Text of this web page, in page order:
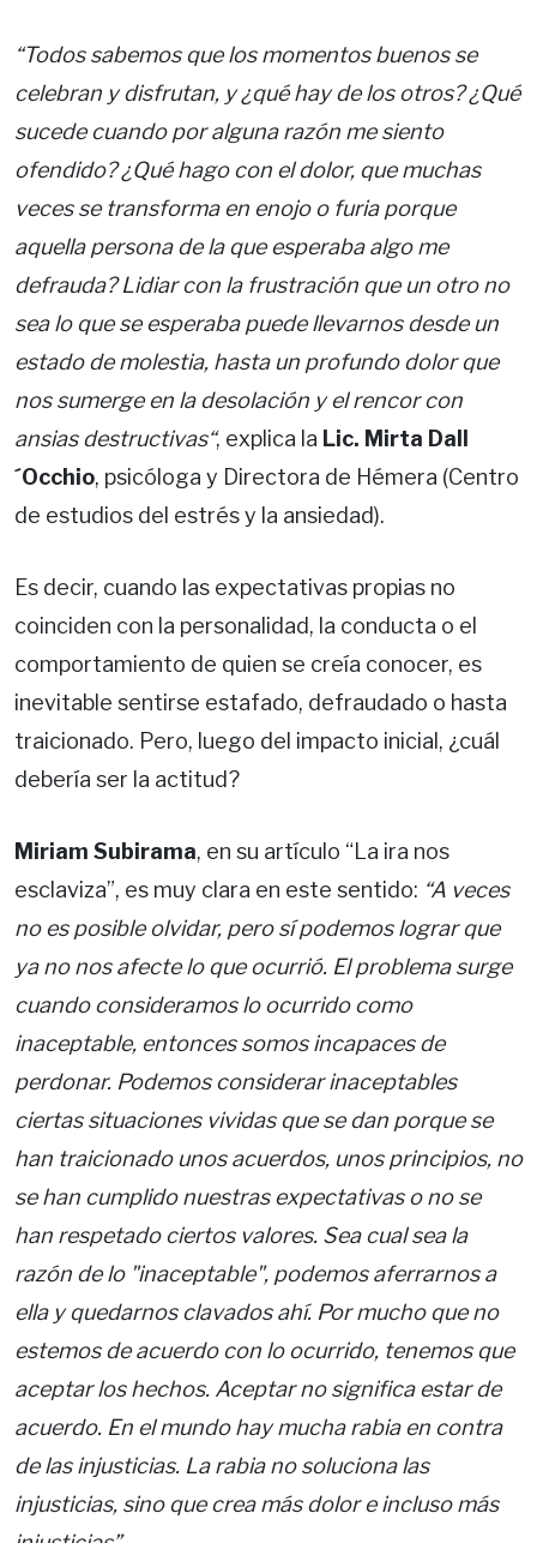
“Todos sabemos que los momentos buenos se
celebran y disfrutan, y ¿qué hay de los otros? ¿Qué
sucede cuando por alguna razón me siento
ofendido? ¿Qué hago con el dolor, que muchas
veces se transforma en enojo o furia porque
aquella persona de la que esperaba algo me
defrauda? Lidiar con la frustración que un otro no
sea lo que se esperaba puede llevarnos desde un
estado de molestia, hasta un profundo dolor que
nos sumerge en la desolación y el rencor con
ansias destructivas“, explica la Lic. Mirta Dall
´Occhio, psicóloga y Directora de Hémera (Centro
de estudios del estrés y la ansiedad).
Es decir, cuando las expectativas propias no
coinciden con la personalidad, la conducta o el
comportamiento de quien se creía conocer, es
inevitable sentirse estafado, defraudado o hasta
traicionado. Pero, luego del impacto inicial, ¿cuál
debería ser la actitud?
Miriam Subirama, en su artículo “La ira nos
esclaviza”, es muy clara en este sentido: “A veces
no es posible olvidar, pero sí podemos lograr que
ya no nos afecte lo que ocurrió. El problema surge
cuando consideramos lo ocurrido como
inaceptable, entonces somos incapaces de
perdonar. Podemos considerar inaceptables
ciertas situaciones vividas que se dan porque se
han traicionado unos acuerdos, unos principios, no
se han cumplido nuestras expectativas o no se
han respetado ciertos valores. Sea cual sea la
razón de lo "inaceptable", podemos aferrarnos a
ella y quedarnos clavados ahí. Por mucho que no
estemos de acuerdo con lo ocurrido, tenemos que
aceptar los hechos. Aceptar no significa estar de
acuerdo. En el mundo hay mucha rabia en contra
de las injusticias. La rabia no soluciona las
injusticias, sino que crea más dolor e incluso más